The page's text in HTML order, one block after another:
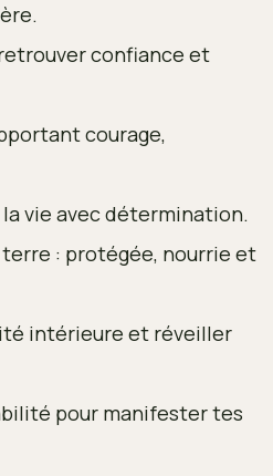
confiance et
courage,
vie avec détermination.
terre : protégée, nourrie et
intérieure et réveiller
pour manifester tes